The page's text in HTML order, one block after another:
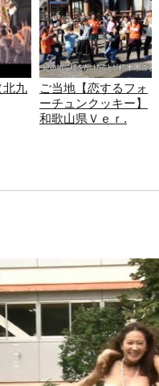
北九
ご当地【恋するフォ
ーチュンクッキー】
和歌山県Ｖｅｒ.